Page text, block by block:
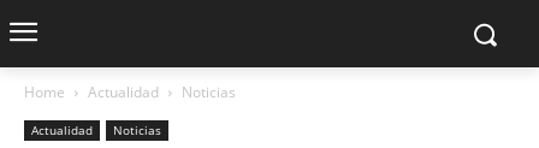
Home Actualidad Noticias
Actualidad Noticias